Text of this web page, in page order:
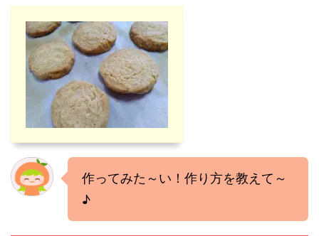
作ってみた～い！作り方を教えて～
♪